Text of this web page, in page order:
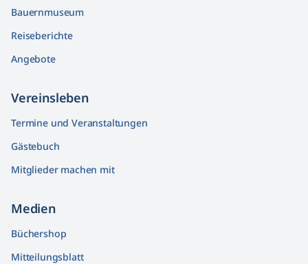
Bauernmuseum
Reiseberichte
Angebote
Vereinsleben
Termine und Veranstaltungen
Gästebuch
Mitglieder machen mit
Medien
Büchershop
Mitteilungsblatt